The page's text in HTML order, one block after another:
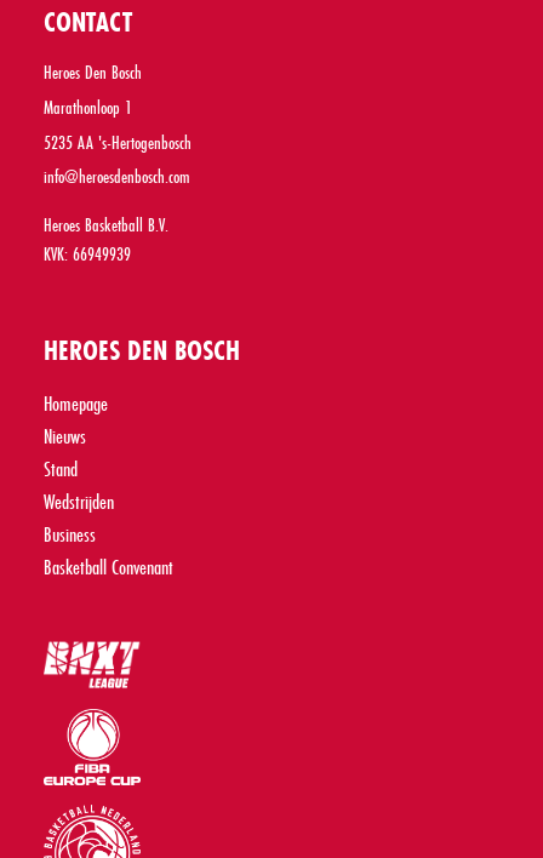
CONTACT
Heroes Den Bosch
Marathonloop 1
5235 AA 's-Hertogenbosch
info@heroesdenbosch.com
Heroes Basketball B.V.
KVK: 66949939
HEROES DEN BOSCH
Homepage
Nieuws
Stand
Wedstrijden
Business
Basketball Convenant